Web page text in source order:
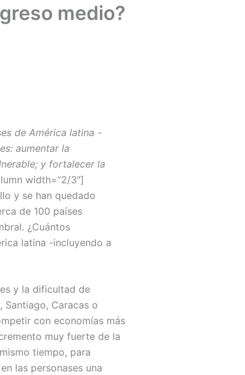
medio?
de América latina -
aumentar la
y fortalecer la
width=”2/3″]
y se han quedado
de 100 países
¿Cuántos
latina -incluyendo a
y la dificultad de
Caracas o
con economías más
muy fuerte de la
tiempo, para
las personases una